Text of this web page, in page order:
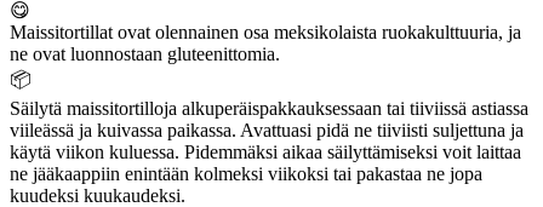
😋
Maissitortillat ovat olennainen osa meksikolaista ruokakulttuuria, ja
ne ovat luonnostaan gluteenittomia.
📦
Säilytä maissitortilloja alkuperäispakkauksessaan tai tiiviissä astiassa
viileässä ja kuivassa paikassa. Avattuasi pidä ne tiiviisti suljettuna ja
käytä viikon kuluessa. Pidemmäksi aikaa säilyttämiseksi voit laittaa
ne jääkaappiin enintään kolmeksi viikoksi tai pakastaa ne jopa
kuudeksi kuukaudeksi.